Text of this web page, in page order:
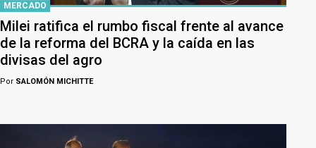
MERCADO
Milei ratifica el rumbo fiscal frente al avance
de la reforma del BCRA y la caída en las
divisas del agro
Por SALOMÓN MICHITTE